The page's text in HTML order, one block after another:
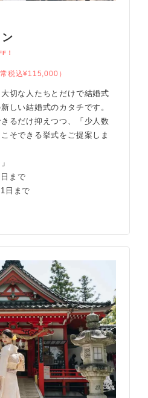
！
常税込¥115,000）
切な人たちとだけで結婚式
しい結婚式のカタチです。
るだけ抑えつつ、「少人数
そできる挙式をご提案しま
まで
日まで